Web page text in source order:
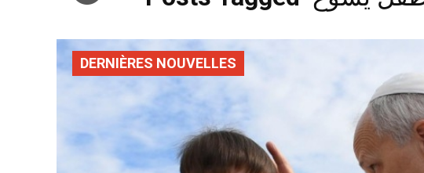
DERNIÈRES NOUVELLES